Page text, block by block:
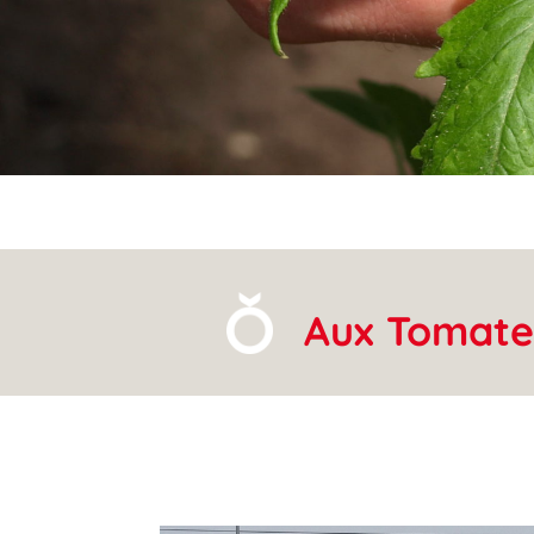
Aux